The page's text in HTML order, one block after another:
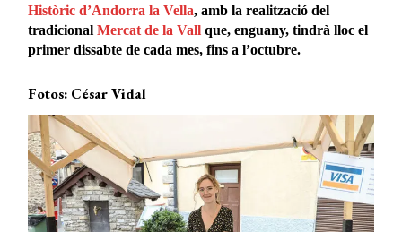
Històric d’Andorra la Vella, amb la realització del
tradicionalMercat de la Vall que, enguany, tindrà lloc el
primer dissabte de cada mes, fins a l’octubre.
Fotos: César Vidal